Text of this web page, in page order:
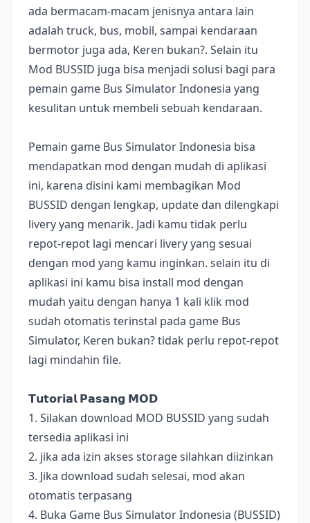
ada bermacam-macam jenisnya antara lain
adalah truck, bus, mobil, sampai kendaraan
bermotor juga ada, Keren bukan?. Selain itu
Mod BUSSID juga bisa menjadi solusi bagi para
pemain game Bus Simulator Indonesia yang
kesulitan untuk membeli sebuah kendaraan.
Pemain game Bus Simulator Indonesia bisa
mendapatkan mod dengan mudah di aplikasi
ini, karena disini kami membagikan Mod
BUSSID dengan lengkap, update dan dilengkapi
livery yang menarik. Jadi kamu tidak perlu
repot-repot lagi mencari livery yang sesuai
dengan mod yang kamu inginkan. selain itu di
aplikasi ini kamu bisa install mod dengan
mudah yaitu dengan hanya 1 kali klik mod
sudah otomatis terinstal pada game Bus
Simulator, Keren bukan? tidak perlu repot-repot
lagi mindahin file.
𝗧𝘂𝘁𝗼𝗿𝗶𝗮𝗹 𝗣𝗮𝘀𝗮𝗻𝗴 𝗠𝗢𝗗
1. Silakan download MOD BUSSID yang sudah
tersedia aplikasi ini
2. jika ada izin akses storage silahkan diizinkan
3. Jika download sudah selesai, mod akan
otomatis terpasang
4. Buka Game Bus Simulator Indonesia (BUSSID)